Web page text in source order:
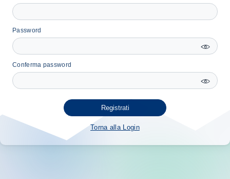
Password
Conferma password
Registrati
Torna alla Login